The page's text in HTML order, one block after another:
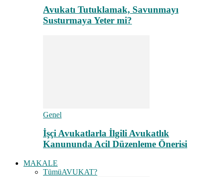
Avukatı Tutuklamak, Savunmayı
Susturmaya Yeter mi?
Genel
İşçi Avukatlarla İlgili Avukatlık
Kanununda Acil Düzenleme Önerisi
MAKALE
TümüAVUKAT?